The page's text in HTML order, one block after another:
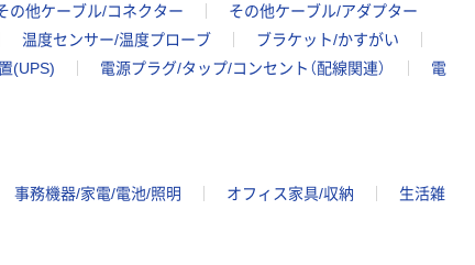
の他ケーブル/コネクター
その他ケーブル/アダプター
温度センサー/温度プローブ
ブラケット/かすがい
(UPS) 電源プラグ/タップ/コンセント（配線関連）
電
事務機器/家電/電池/照明 オフィス家具/収納
生活雑